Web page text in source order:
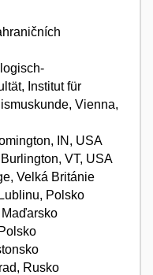
Institut für
Vienna,
IN, USA
VT, USA
Velká Británie
Polsko
Rusko